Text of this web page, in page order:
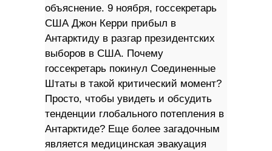
объяснение. 9 ноября, госсекретарь
США Джон Керри прибыл в
Антарктиду в разгар президентских
выборов в США. Почему
госсекретарь покинул Соединенные
Штаты в такой критический момент?
Просто, чтобы увидеть и обсудить
тенденции глобального потепления в
Антарктиде? Еще более загадочным
является медицинская эвакуация